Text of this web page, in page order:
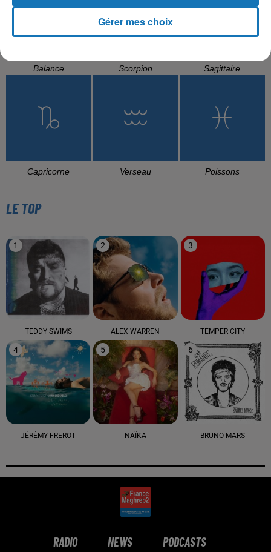
Balance Scorpion Sagittaire
Capricorne Verseau Poissons
LE TOP
1
TEDDY SWIMS
2
ALEX WARREN
3
TEMPER CITY
4
JÉRÉMY FREROT
5
NAÏKA
6
BRUNO MARS
RADIO NEWS PODCASTS
Gérer mes choix